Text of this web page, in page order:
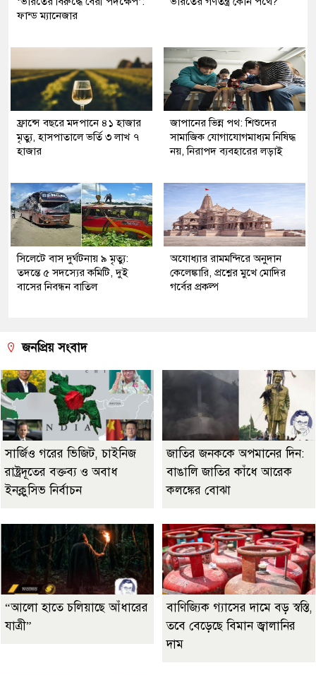
ফান্ড ম্যানেজার
ফ্রান্সে বছরে মদপানে ৪১ হাজার
মৃত্যু, হাসপাতালে ভর্তি ৩ লাখ ৭
হাজার
জাপানের ভিন্ন পথ: শিশুদের
সামাজিক যোগাযোগমাধ্যম নিষিদ্ধ
নয়, নিরাপদ ব্যবহারের লড়াই
সিলেটে বাস দুর্ঘটনায় ৯ মৃত্যু:
তদন্তে ৫ সদস্যের কমিটি, দুই
বাসের নিবন্ধন বাতিল
অযোধ্যার রামমন্দিরে অনুদান
কেলেঙ্কারি, প্রশ্নের মুখে মোদির
গর্বের প্রকল্প
জনপ্রিয় সংবাদ
সার্জিও গরের ভিজিট, চাইনিজ
রাষ্ট্রদূতের বক্তব্য ও অবাধ
ইনক্লুসিভ নির্বাচন
জাতির জনককে অপমানের দিন:
বাঙালি জাতির কাঁধে আরেক
কলঙ্কের বোঝা
“আলো হাতে চলিয়াছে আঁধারের
যাত্রী”
বাণিজ্যিক গ্যাসের দামে বড় স্বস্তি,
তবে বেড়েছে বিমান জ্বালানির
দাম